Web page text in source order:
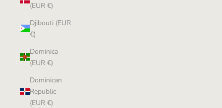
(EUR €)
Djibouti (EUR
€)
Dominica
(EUR €)
Dominican
Republic
(EUR €)